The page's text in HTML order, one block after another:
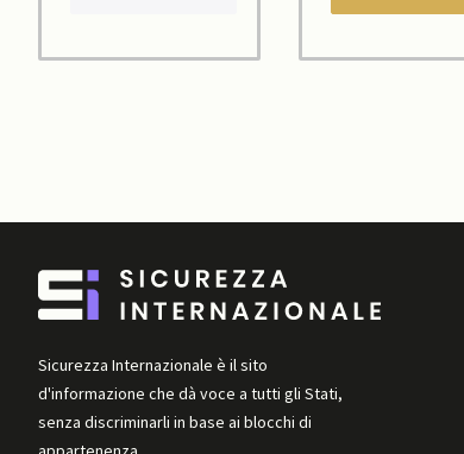
Sicurezza Internazionale è il sito
d'informazione che dà voce a tutti gli Stati,
senza discriminarli in base ai blocchi di